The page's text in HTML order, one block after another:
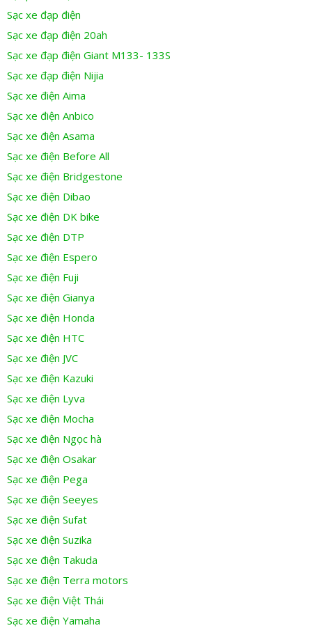
Sạc xe đạp điện
Sạc xe đạp điện 20ah
Sạc xe đạp điện Giant M133- 133S
Sạc xe đạp điện Nijia
Sạc xe điện Aima
Sạc xe điện Anbico
Sạc xe điện Asama
Sạc xe điện Before All
Sạc xe điện Bridgestone
Sạc xe điện Dibao
Sạc xe điện DK bike
Sạc xe điện DTP
Sạc xe điện Espero
Sạc xe điện Fuji
Sạc xe điện Gianya
Sạc xe điện Honda
Sạc xe điện HTC
Sạc xe điện JVC
Sạc xe điện Kazuki
Sạc xe điện Lyva
Sạc xe điện Mocha
Sạc xe điện Ngọc hà
Sạc xe điện Osakar
Sạc xe điện Pega
Sạc xe điện Seeyes
Sạc xe điện Sufat
Sạc xe điện Suzika
Sạc xe điện Takuda
Sạc xe điện Terra motors
Sạc xe điện Việt Thái
Sạc xe điện Yamaha